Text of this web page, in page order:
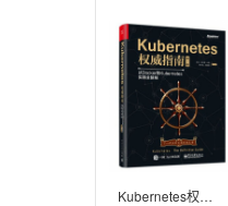
Kubernetes权威指南：从Docker到Kubernetes实践全接触